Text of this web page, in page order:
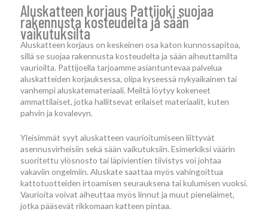
Aluskatteen korjaus Pattijoki suojaa
rakennusta kosteudelta ja sään
vaikutuksilta
Aluskatteen korjaus on keskeinen osa katon kunnossapitoa,
sillä se suojaa rakennusta kosteudelta ja sään aiheuttamilta
vaurioilta. Pattijoella tarjoamme asiantuntevaa palvelua
aluskatteiden korjauksessa, olipa kyseessä nykyaikainen tai
vanhempi aluskatemateriaali. Meiltä löytyy kokeneet
ammattilaiset, jotka hallitsevat erilaiset materiaalit, kuten
pahvin ja kovalevyn.
Yleisimmät syyt aluskatteen vaurioitumiseen liittyvät
asennusvirheisiin sekä sään vaikutuksiin. Esimerkiksi väärin
suoritettu ylösnosto tai läpivientien tiivistys voi johtaa
vakaviin ongelmiin. Aluskate saattaa myös vahingoittua
kattotuotteiden irtoamisen seurauksena tai kulumisen vuoksi.
Vaurioita voivat aiheuttaa myös linnut ja muut pieneläimet,
jotka pääsevät rikkomaan katteen pintaa.